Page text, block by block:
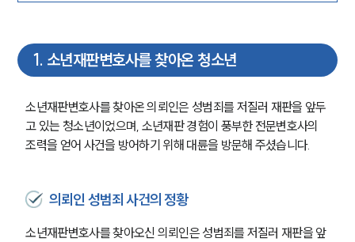
1. 소년재판변호사를 찾아온 청소년
소년재판변호사를 찾아온 의뢰인은 성범죄를 저질러 재판을 앞두
고 있는 청소년이었으며, 소년재판 경험이 풍부한 전문변호사의
조력을 얻어 사건을 방어하기 위해 대륜을 방문해 주셨습니다.
의뢰인 성범죄 사건의 정황
소년재판변호사를 찾아오신 의뢰인은 성범죄를 저질러 재판을 앞